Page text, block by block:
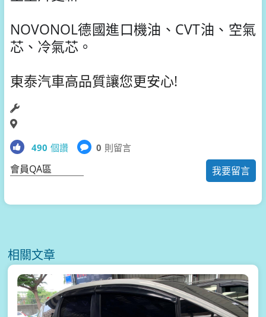
NOVONOL德國進口機油、CVT油、空氣
芯、冷氣芯。
東泰汽車高品質讓您更安心!
490 個讚 0 則留言
我要留言
會員QA區
相關文章